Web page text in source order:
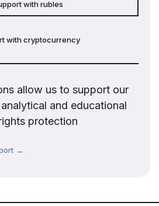
with rubles
with cryptocurrency
allow us to support our
and educational
protection
→